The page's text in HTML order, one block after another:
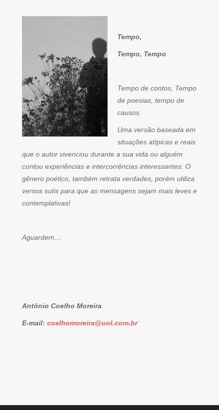
Tempo,
Tempo, Tempo
Tempo de contos, Tempo
de poesias, tempo de
causos.
Uma versão baseada em
situações atípicas e reais
que o autor vivenciou durante a sua vida ou alguém
contou experiências e intercorrências interessantes. O
gênero poético, também retrata verdades, porém utiliza
versos sutis para que as mensagens sejam mais leves e
contemplativas!
Aguardem…
Antônio Coelho Moreira
E-mail: coelhomoreira@uol.com.br